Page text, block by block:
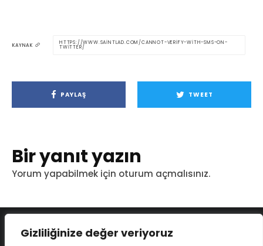
Gizliliğinize değer veriyoruz
KAYNAK HTTPS://WWW.SAINTLAD.COM/CANNOT-VERIFY-WITH-SMS-ON-
TWITTER/
PAYLAŞ TWEET
Bir yanıt yazın
Yorum yapabilmek için oturum açmalısınız.